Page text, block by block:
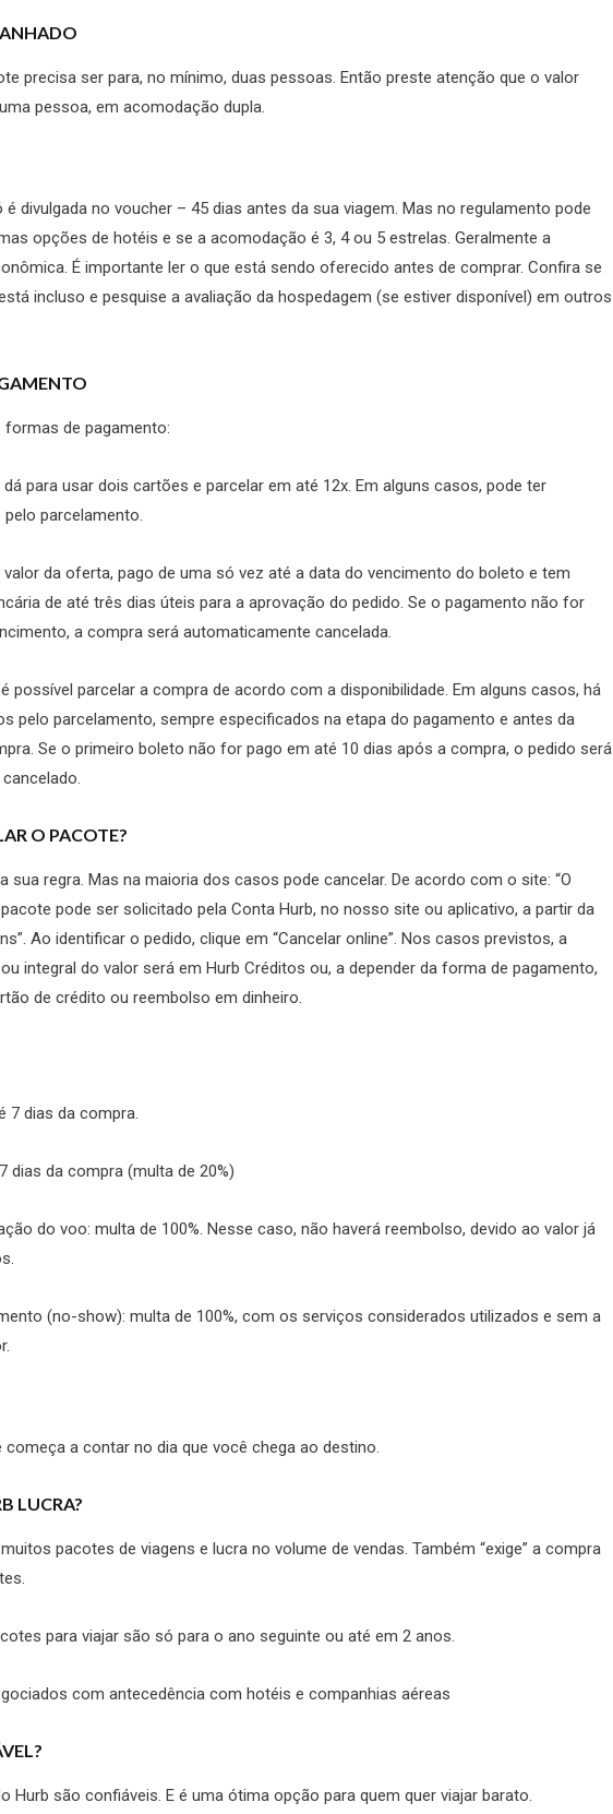
precisa ser para, no mínimo, duas pessoas. Então preste atenção que o valor
pessoa, em acomodação dupla.
divulgada no voucher – 45 dias antes da sua viagem. Mas no regulamento pode
opções de hotéis e se a acomodação é 3, 4 ou 5 estrelas. Geralmente a
É importante ler o que está sendo oferecido antes de comprar. Confira se
incluso e pesquise a avaliação da hospedagem (se estiver disponível) em outros
formas de pagamento:
dá para usar dois cartões e parcelar em até 12x. Em alguns casos, pode ter
parcelamento.
valor da oferta, pago de uma só vez até a data do vencimento do boleto e tem
de até três dias úteis para a aprovação do pedido. Se o pagamento não for
a compra será automaticamente cancelada.
possível parcelar a compra de acordo com a disponibilidade. Em alguns casos, há
pelo parcelamento, sempre especificados na etapa do pagamento e antes da
Se o primeiro boleto não for pago em até 10 dias após a compra, o pedido será
O PACOTE?
sua regra. Mas na maioria dos casos pode cancelar. De acordo com o site: “O
pode ser solicitado pela Conta Hurb, no nosso site ou aplicativo, a partir da
Ao identificar o pedido, clique em “Cancelar online”. Nos casos previstos, a
integral do valor será em Hurb Créditos ou, a depender da forma de pagamento,
de crédito ou reembolso em dinheiro.
7 dias da compra.
dias da compra (multa de 20%)
do voo: multa de 100%. Nesse caso, não haverá reembolso, devido ao valor já
(no-show): multa de 100%, com os serviços considerados utilizados e sem a
começa a contar no dia que você chega ao destino.
LUCRA?
pacotes de viagens e lucra no volume de vendas. Também “exige” a compra
para viajar são só para o ano seguinte ou até em 2 anos.
com antecedência com hotéis e companhias aéreas
Hurb são confiáveis. E é uma ótima opção para quem quer viajar barato.